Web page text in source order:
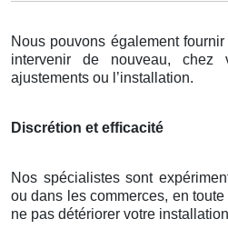
Nous pouvons également
intervenir de nouveau, chez
ajustements ou l’installation.
Discrétion et efficacité
Nos spécialistes sont
ou dans les commerces, en
ne pas détériorer votre